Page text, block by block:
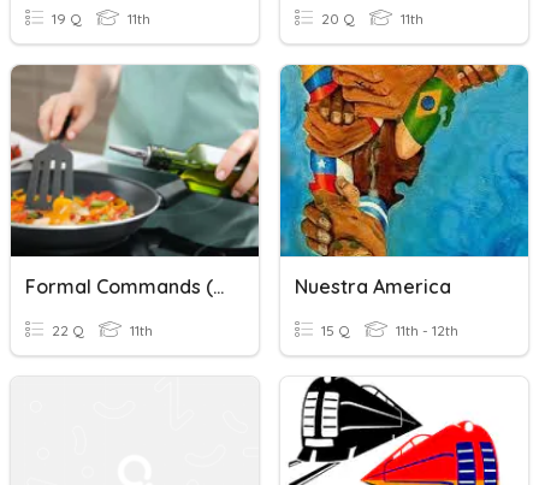
19 Q 11th 20 Q 11th
Formal Commands (with Pronouns)
22 Q 11th
Nuestra America
15 Q 11th - 12th